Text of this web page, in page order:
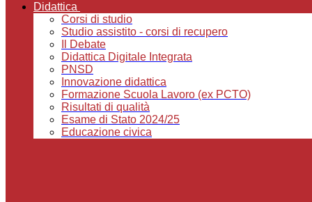
Didattica
Corsi di studio
Studio assistito - corsi di recupero
Il Debate
Didattica Digitale Integrata
PNSD
Innovazione didattica
Formazione Scuola Lavoro (ex PCTO)
Risultati di qualità
Esame di Stato 2024/25
Educazione civica